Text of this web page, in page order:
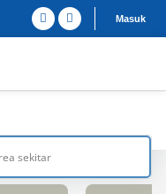
Masuk